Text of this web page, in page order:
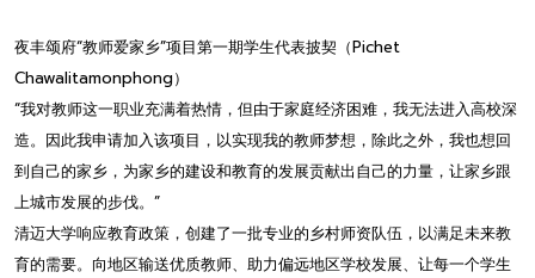
夜丰颂府“教师爱家乡”项目第一期学生代表披契（Pichet
Chawalitamonphong）
“我对教师这一职业充满着热情，但由于家庭经济困难，我无法进入高校深
造。因此我申请加入该项目，以实现我的教师梦想，除此之外，我也想回
到自己的家乡，为家乡的建设和教育的发展贡献出自己的力量，让家乡跟
上城市发展的步伐。”
清迈大学响应教育政策，创建了一批专业的乡村师资队伍，以满足未来教
育的需要。向地区输送优质教师、助力偏远地区学校发展、让每一个学生